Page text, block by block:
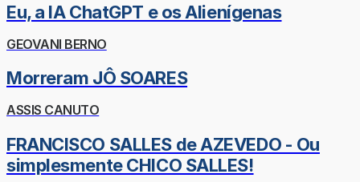
Eu, a IA ChatGPT e os Alienígenas
GEOVANI BERNO
Morreram JÔ SOARES
ASSIS CANUTO
FRANCISCO SALLES de AZEVEDO - Ou
simplesmente CHICO SALLES!